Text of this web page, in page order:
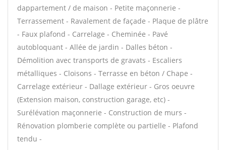
dappartement / de maison - Petite maçonnerie -
Terrassement - Ravalement de façade - Plaque de plâtre
- Faux plafond - Carrelage - Cheminée - Pavé
autobloquant - Allée de jardin - Dalles béton -
Démolition avec transports de gravats - Escaliers
métalliques - Cloisons - Terrasse en béton / Chape -
Carrelage extérieur - Dallage extérieur - Gros oeuvre
(Extension maison, construction garage, etc) -
Surélévation maçonnerie - Construction de murs -
Rénovation plomberie complète ou partielle - Plafond
tendu -